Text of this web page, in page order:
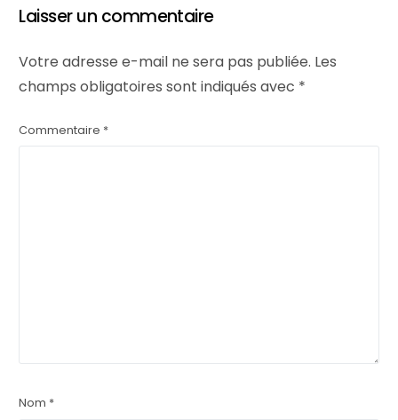
Laisser un commentaire
Votre adresse e-mail ne sera pas publiée. Les
champs obligatoires sont indiqués avec *
Commentaire *
Nom *